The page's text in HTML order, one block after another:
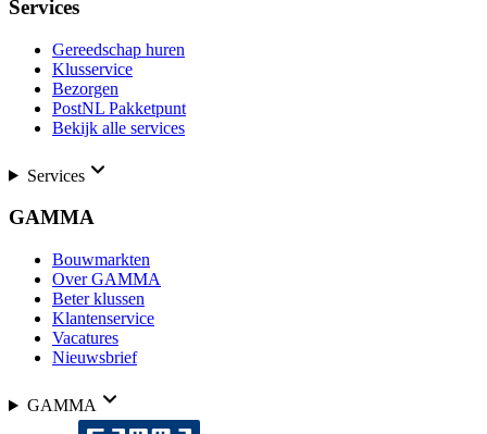
Services
Gereedschap huren
Klusservice
Bezorgen
PostNL Pakketpunt
Bekijk alle services
Services
GAMMA
Bouwmarkten
Over GAMMA
Beter klussen
Klantenservice
Vacatures
Nieuwsbrief
GAMMA